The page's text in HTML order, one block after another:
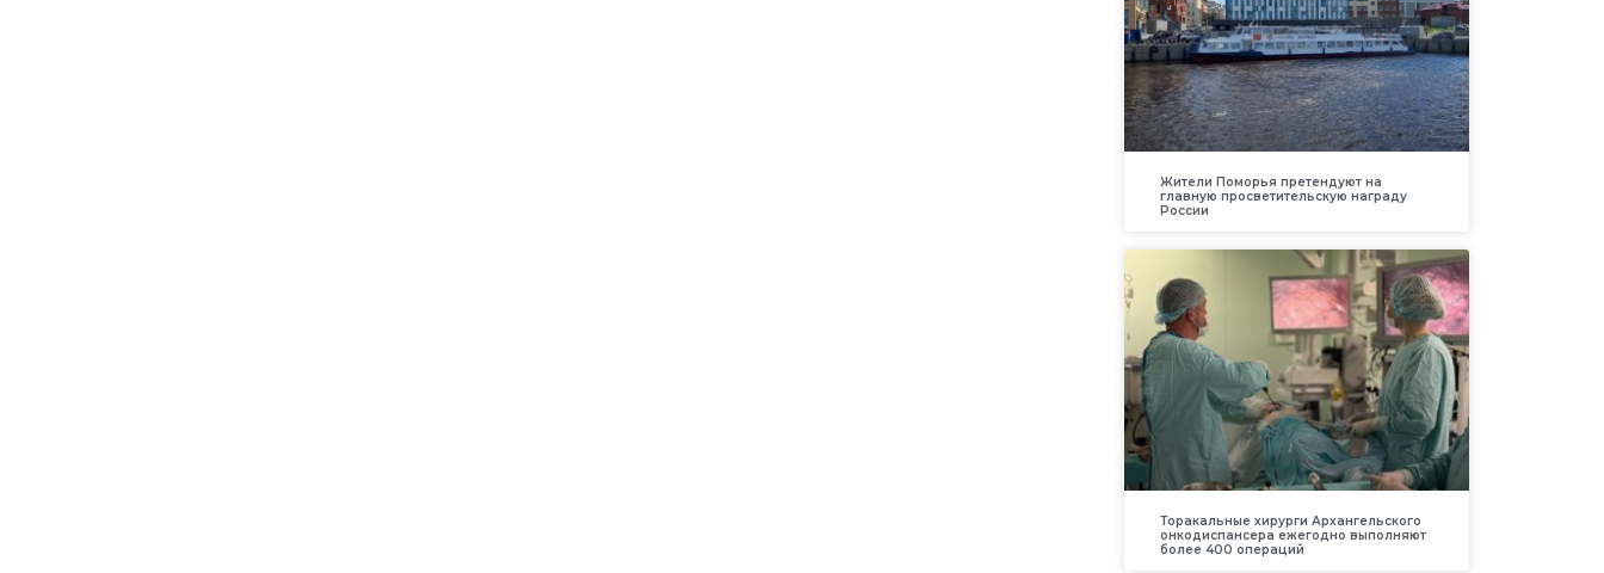
Жители Поморья претендуют на
главную просветительскую награду
России
Торакальные хирурги Архангельского
онкодиспансера ежегодно выполняют
более 400 операций